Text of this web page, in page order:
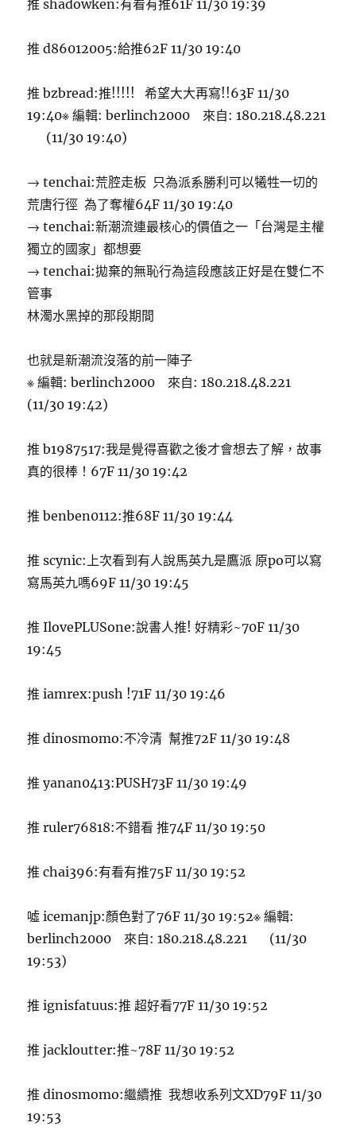
推 shadowken:有看有推61F 11/30 19:39
推 d86012005:給推62F 11/30 19:40
推 bzbread:推!!!!! 希望大大再寫!!63F 11/30
19:40※ 編輯: berlinch2000 來自: 180.218.48.221
(11/30 19:40)
→ tenchai:荒腔走板 只為派系勝利可以犧牲一切的
荒唐行徑 為了奪權64F 11/30 19:40
→ tenchai:新潮流連最核心的價值之一「台灣是主權
獨立的國家」都想要
→ tenchai:拋棄的無恥行為這段應該正好是在雙仁不
管事
林濁水黑掉的那段期間
也就是新潮流沒落的前一陣子
※ 編輯: berlinch2000 來自: 180.218.48.221
(11/30 19:42)
推 b1987517:我是覺得喜歡之後才會想去了解，故事
真的很棒！67F 11/30 19:42
推 benben0112:推68F 11/30 19:44
推 scynic:上次看到有人說馬英九是鷹派 原po可以寫
寫馬英九嗎69F 11/30 19:45
推 IlovePLUSone:說書人推! 好精彩~70F 11/30
19:45
推 iamrex:push !71F 11/30 19:46
推 dinosmomo:不冷清 幫推72F 11/30 19:48
推 yanan0413:PUSH73F 11/30 19:49
推 ruler76818:不錯看 推74F 11/30 19:50
推 chai396:有看有推75F 11/30 19:52
噓 icemanjp:顏色對了76F 11/30 19:52※ 編輯:
berlinch2000 來自: 180.218.48.221 (11/30
19:53)
推 ignisfatuus:推 超好看77F 11/30 19:52
推 jackloutter:推~78F 11/30 19:52
推 dinosmomo:繼續推 我想收系列文XD79F 11/30
19:53